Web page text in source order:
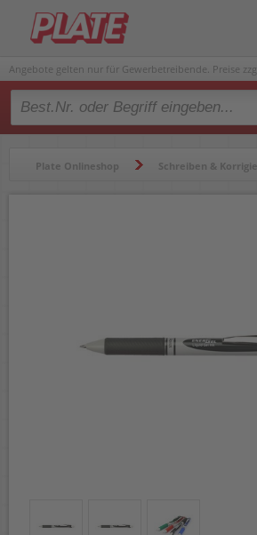
Angebote gelten nur für Gewerbetreibende. Preise
Type 2 or more characters for results.
Plate Onlineshop Schreiben &